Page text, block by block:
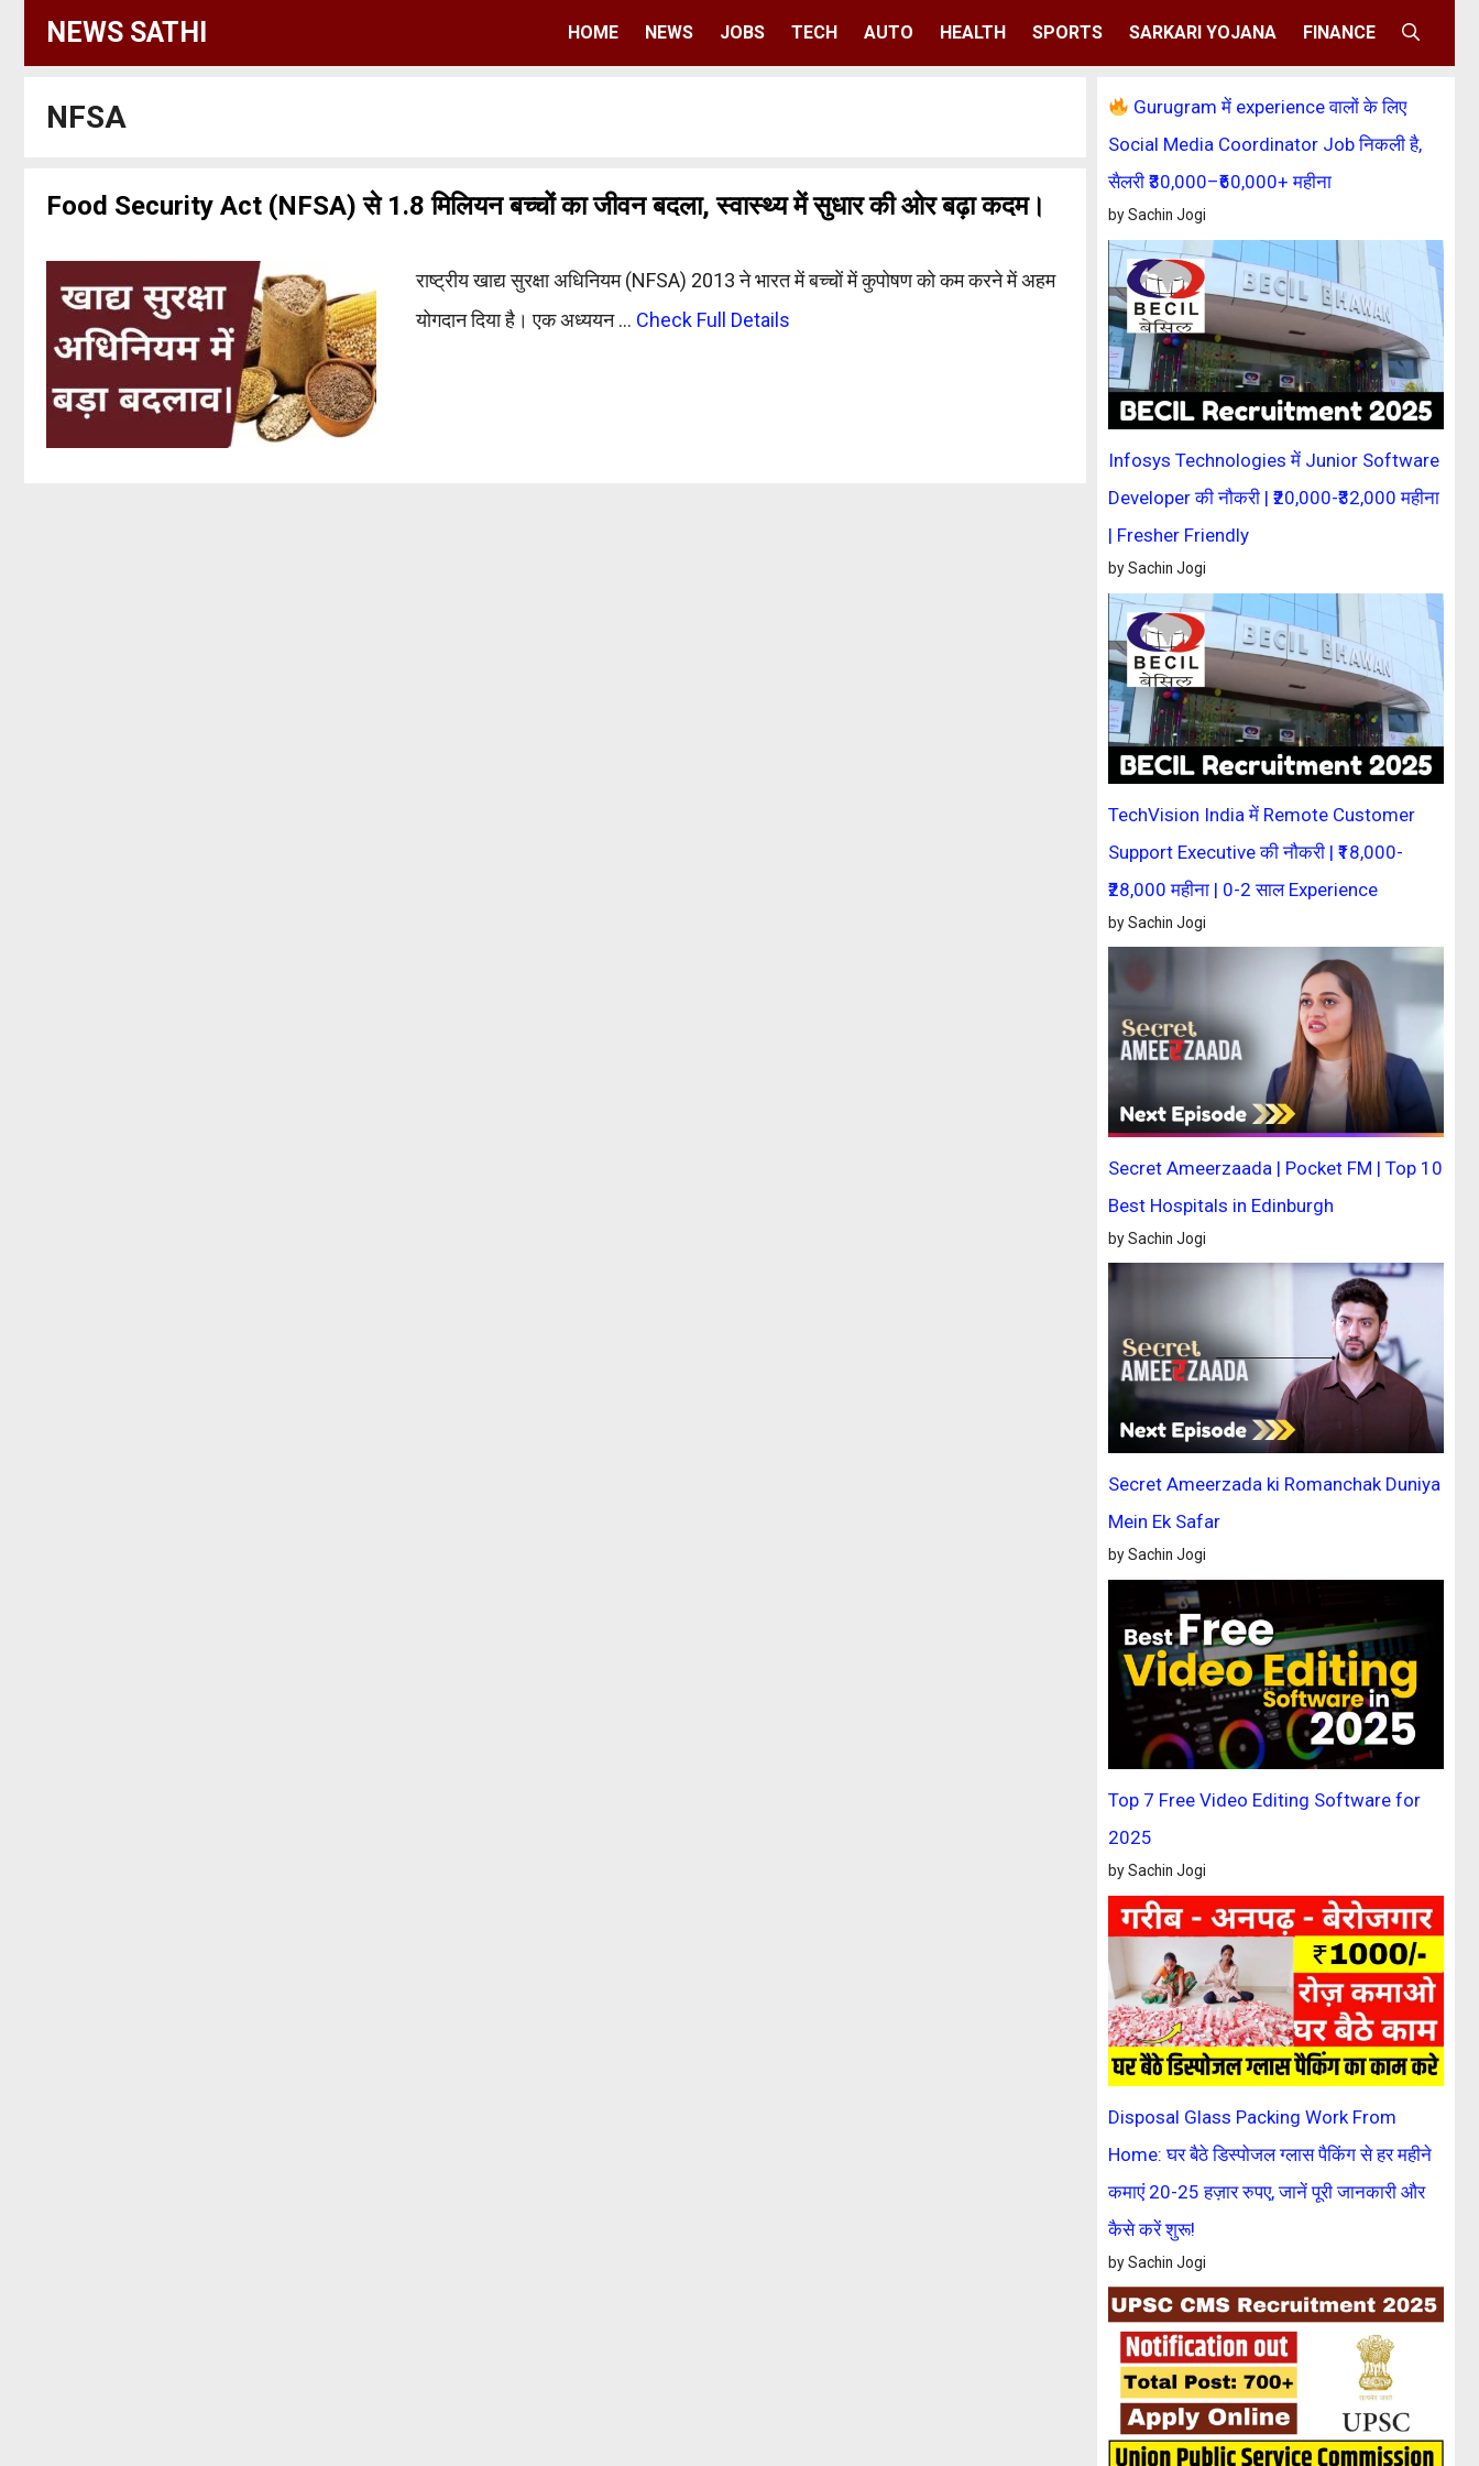
NEWS SATHI HOME NEWS JOBS TECH AUTO HEALTH SPORTS SARKARI YOJANA FINANCE
NFSA
Food Security Act (NFSA) से 1.8 मिलियन बच्चों का जीवन बदला, स्वास्थ्य में सुधार की ओर बढ़ा कदम।
राष्ट्रीय खाद्य सुरक्षा अधिनियम (NFSA) 2013 ने भारत में बच्चों में कुपोषण को कम करने में अहम
योगदान दिया है। एक अध्ययन … Check Full Details
Gurugram में experience वालों के लिए
Social Media Coordinator Job निकली है,
सैलरी ₹30,000–₹60,000+ महीना
by Sachin Jogi
Infosys Technologies में Junior Software
Developer की नौकरी | ₹20,000-₹32,000 महीना
| Fresher Friendly
by Sachin Jogi
TechVision India में Remote Customer
Support Executive की नौकरी | ₹18,000-
₹28,000 महीना | 0-2 साल Experience
by Sachin Jogi
Secret Ameerzaada | Pocket FM | Top 10
Best Hospitals in Edinburgh
by Sachin Jogi
Secret Ameerzada ki Romanchak Duniya
Mein Ek Safar
by Sachin Jogi
Top 7 Free Video Editing Software for
2025
by Sachin Jogi
Disposal Glass Packing Work From
Home: घर बैठे डिस्पोजल ग्लास पैकिंग से हर महीने
कमाएं 20-25 हज़ार रुपए, जानें पूरी जानकारी और
कैसे करें शुरू!
by Sachin Jogi